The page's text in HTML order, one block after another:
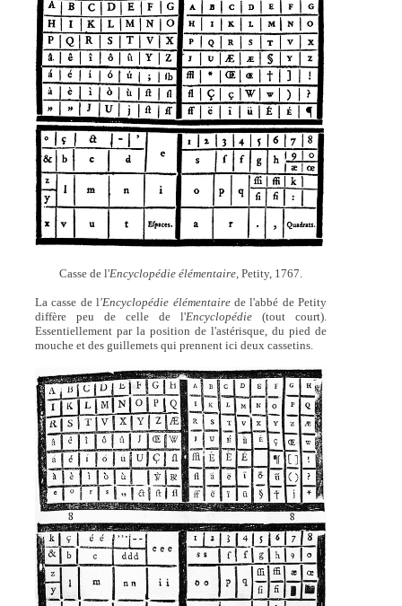
Casse de l'Encyclopédie élémentaire, Petity, 1767.
La casse de l'Encyclopédie élémentairede l'abbé de Petity
diffère peu de celle de l'Encyclopédie (tout court).
Essentiellement par la position de l'astérisque, du pied de
mouche et des guillemets qui prennent ici deux cassetins.